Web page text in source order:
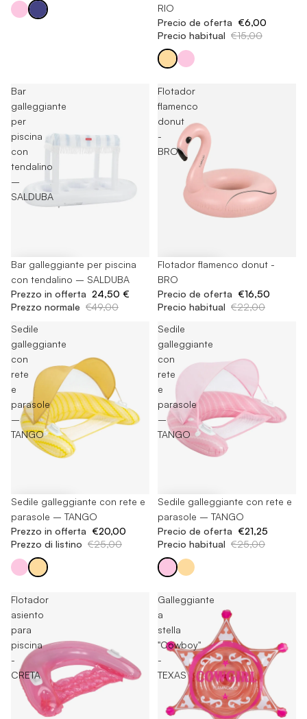
RIO
Precio de oferta €6,00
Precio habitual €15,00
Bar
galleggiante
per
piscina
con
tendalino
–
SALDUBA
-50%
Bar galleggiante per piscina
con tendalino – SALDUBA
Prezzo in offerta 24,50 €
Prezzo normale €49,00
Flotador
flamenco
donut
-
BRO
-25%
Flotador flamenco donut -
BRO
Precio de oferta €16,50
Precio habitual €22,00
Sedile
galleggiante
con
rete
e
parasole
–
TANGO
-20%
Sedile galleggiante con rete e
parasole – TANGO
Prezzo in offerta €20,00
Prezzo di listino €25,00
Sedile
galleggiante
con
rete
e
parasole
–
TANGO
-15%
Sedile galleggiante con rete e
parasole – TANGO
Precio de oferta €21,25
Precio habitual €25,00
Flotador
asiento
para
piscina
-
CRETA
Galleggiante
a
stella
"Cowboy"
-
TEXAS